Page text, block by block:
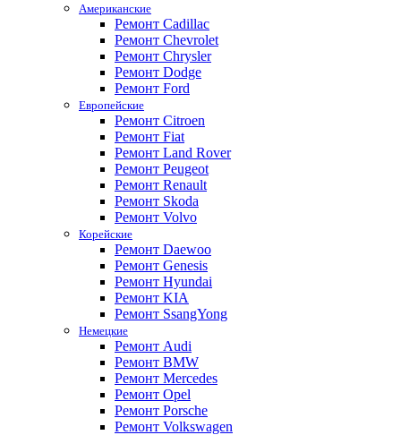
Американские
Ремонт Cadillac
Ремонт Chevrolet
Ремонт Chrysler
Ремонт Dodge
Ремонт Ford
Европейские
Ремонт Citroen
Ремонт Fiat
Ремонт Land Rover
Ремонт Peugeot
Ремонт Renault
Ремонт Skoda
Ремонт Volvo
Корейские
Ремонт Daewoo
Ремонт Genesis
Ремонт Hyundai
Ремонт KIA
Ремонт SsangYong
Немецкие
Ремонт Audi
Ремонт BMW
Ремонт Mercedes
Ремонт Opel
Ремонт Porsche
Ремонт Volkswagen